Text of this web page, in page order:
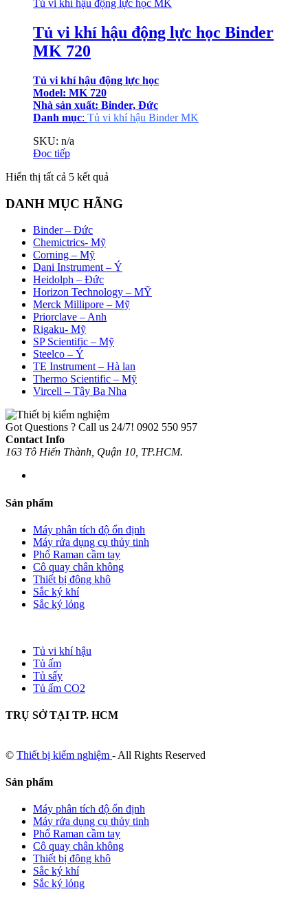
Tủ vi khí hậu động lực học MK
Tủ vi khí hậu động lực học Binder
MK 720
Tủ vi khí hậu động lực học
Model: MK 720
Nhà sản xuất: Binder, Đức
Danh mục: Tủ vi khí hậu Binder MK
SKU: n/a
Đọc tiếp
Hiển thị tất cả 5 kết quả
xếp
DANH MỤC HÃNG
Binder – Đức
Chemictrics- Mỹ
Corning – Mỹ
Dani Instrument – Ý
Heidolph – Đức
Horizon Technology – MỸ
Merck Millipore – Mỹ
Priorclave – Anh
Rigaku- Mỹ
SP Scientific – Mỹ
Steelco – Ý
TE Instrument – Hà lan
Thermo Scientific – Mỹ
Vircell – Tây Ba Nha
Got Questions ? Call us 24/7! 0902 550 957
Contact Info
163 Tô Hiến Thành, Quận 10, TP.HCM.
Sản phẩm
Máy phân tích độ ổn định
Máy rửa dụng cụ thủy tinh
Phổ Raman cầm tay
Cô quay chân không
Thiết bị đông khô
Sắc ký khí
Sắc ký lỏng
Tủ vi khí hậu
Tủ ấm
Tủ sấy
Tủ ấm CO2
TRỤ SỞ TẠI TP. HCM
© Thiết bị kiểm nghiệm - All Rights Reserved
Sản phẩm
Máy phân tích độ ổn định
Máy rửa dụng cụ thủy tinh
Phổ Raman cầm tay
Cô quay chân không
Thiết bị đông khô
Sắc ký khí
Sắc ký lỏng